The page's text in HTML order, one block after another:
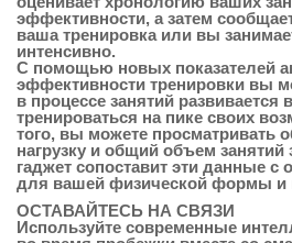
эффективности, а затем
ваша тренировка или вы
интенсивно.
С помощью новых показателей
эффективности тренировки вы
в процессе занятий развивается
тренироваться на пике своих
того, вы можете просматривать
нагрузку и общий объем занятий
гаджет сопоставит эти данные
для вашей физической формы и
ОСТАВАЙТЕСЬ НА СВЯЗИ
Используйте современные